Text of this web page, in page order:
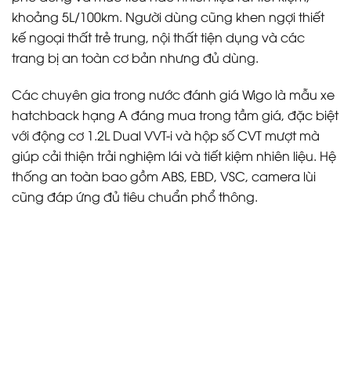
khoảng 5L/100km. Người dùng cũng khen ngợi thiết
kế ngoại thất trẻ trung, nội thất tiện dụng và các
trang bị an toàn cơ bản nhưng đủ dùng.
Các chuyên gia trong nước đánh giá Wigo là mẫu xe
hatchback hạng A đáng mua trong tầm giá, đặc biệt
với động cơ 1.2L Dual VVT-i và hộp số CVT mượt mà
giúp cải thiện trải nghiệm lái và tiết kiệm nhiên liệu. Hệ
thống an toàn bao gồm ABS, EBD, VSC, camera lùi
cũng đáp ứng đủ tiêu chuẩn phổ thông.